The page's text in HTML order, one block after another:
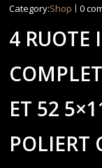
Category:Shop 0
4 RUOTE
ET 52
POLIERT